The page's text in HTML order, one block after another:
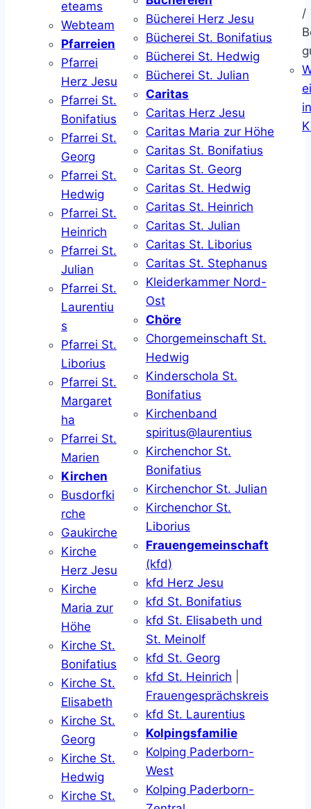
eteams
Webteam
Pfarreien
Pfarrei
Herz Jesu
Pfarrei St.
Bonifatius
Pfarrei St.
Georg
Pfarrei St.
Hedwig
Pfarrei St.
Heinrich
Pfarrei St.
Julian
Pfarrei St.
Laurentiu
s
Pfarrei St.
Liborius
Pfarrei St.
Margaret
ha
Pfarrei St.
Marien
Kirchen
Busdorfki
rche
Gaukirche
Kirche
Herz Jesu
Kirche
Maria zur
Höhe
Kirche St.
Bonifatius
Kirche St.
Elisabeth
Kirche St.
Georg
Kirche St.
Hedwig
Kirche St.
Bücherei Herz Jesu
Bücherei St. Bonifatius
Bücherei St. Hedwig
Bücherei St. Julian
Caritas
Caritas Herz Jesu
Caritas Maria zur Höhe
Caritas St. Bonifatius
Caritas St. Georg
Caritas St. Hedwig
Caritas St. Heinrich
Caritas St. Julian
Caritas St. Liborius
Caritas St. Stephanus
Kleiderkammer Nord-
Ost
Chöre
Chorgemeinschaft St.
Hedwig
Kinderschola St.
Bonifatius
Kirchenband
spiritus@laurentius
Kirchenchor St.
Bonifatius
Kirchenchor St. Julian
Kirchenchor St.
Liborius
Frauengemeinschaft
(kfd)
kfd Herz Jesu
kfd St. Bonifatius
kfd St. Elisabeth und
St. Meinolf
kfd St. Georg
kfd St. Heinrich
Frauengesprächskreis
kfd St. Laurentius
Kolpingsfamilie
Kolping Paderborn-
West
Kolping Paderborn-
/